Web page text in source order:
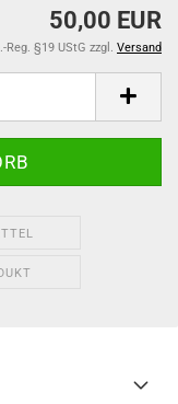
50,00 EUR
§19 UStG zzgl. Versand